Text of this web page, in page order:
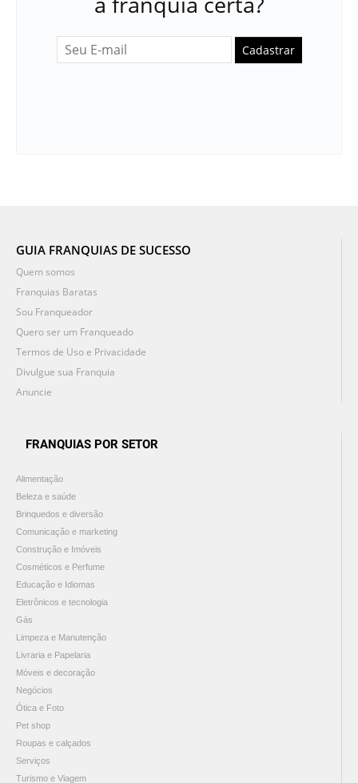
Cadastrar
GUIA FRANQUIAS DE SUCESSO
Quem somos
Franquias Baratas
Sou Franqueador
Quero ser um Franqueado
Termos de Uso e Privacidade
Divulgue sua Franquia
Anuncie
FRANQUIAS POR SETOR
Alimentação
Beleza e saúde
Brinquedos e diversão
Comunicação e marketing
Construção e Imóveis
Cosméticos e Perfume
Educação e Idiomas
Eletrônicos e tecnologia
Gás
Limpeza e Manutenção
Livraria e Papelaria
Móveis e decoração
Negócios
Ótica e Foto
Pet shop
Roupas e calçados
Serviços
Turismo e Viagem